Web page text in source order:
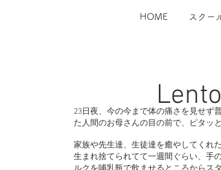
HOME スクー
Lento
23日夜、今の今まで体の痛さを見せず
た人間のお母さんの目の前で、ピタッ
家族や先生達、生徒達を癒やしてくれ
生まれ捨てられてて一週間ぐらい、手